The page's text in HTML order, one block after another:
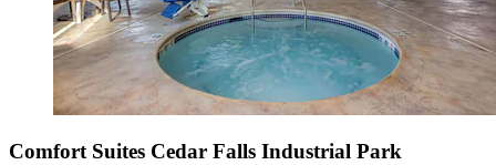
Comfort Suites Cedar Falls Industrial Park